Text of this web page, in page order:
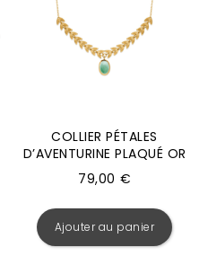
COLLIER PÉTALES
D’AVENTURINE PLAQUÉ OR
79,00 €
Ajouter au panier